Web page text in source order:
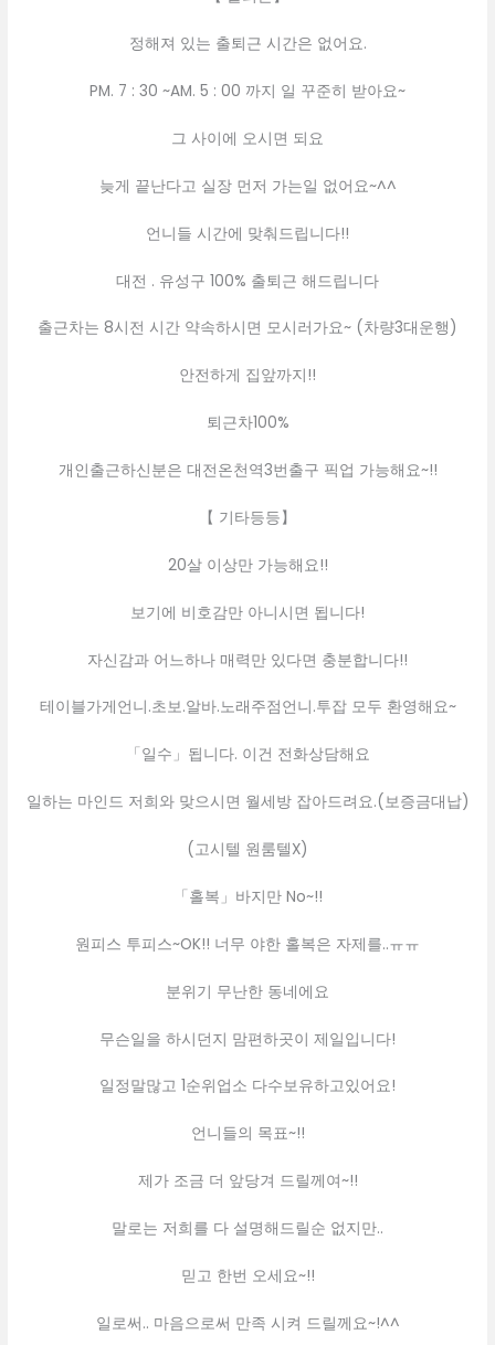
정해져 있는 출퇴근 시간은 없어요.
PM. 7 : 30 ~AM. 5 : 00 까지 일 꾸준히 받아요~
그 사이에 오시면 되요
늦게 끝난다고 실장 먼저 가는일 없어요~^^
언니들 시간에 맞춰드립니다!!
대전 . 유성구 100% 출퇴근 해드립니다
출근차는 8시전 시간 약속하시면 모시러가요~ (차량3대운행)
안전하게 집앞까지!!
퇴근차100%
개인출근하신분은 대전온천역3번출구 픽업 가능해요~!!
【 기타등등】
20살 이상만 가능해요!!
보기에 비호감만 아니시면 됩니다!
자신감과 어느하나 매력만 있다면 충분합니다!!
테이블가게언니.초보.알바.노래주점언니.투잡 모두 환영해요~
「일수」됩니다. 이건 전화상담해요
일하는 마인드 저희와 맞으시면 월세방 잡아드려요.(보증금대납)
(고시텔 원룸텔X)
「홀복」바지만 No~!!
원피스 투피스~OK!! 너무 야한 홀복은 자제를..ㅠㅠ
분위기 무난한 동네에요
무슨일을 하시던지 맘편하곳이 제일입니다!
일정말많고 1순위업소 다수보유하고있어요!
언니들의 목표~!!
제가 조금 더 앞당겨 드릴께여~!!
말로는 저희를 다 설명해드릴순 없지만..
믿고 한번 오세요~!!
일로써.. 마음으로써 만족 시켜 드릴께요~!^^